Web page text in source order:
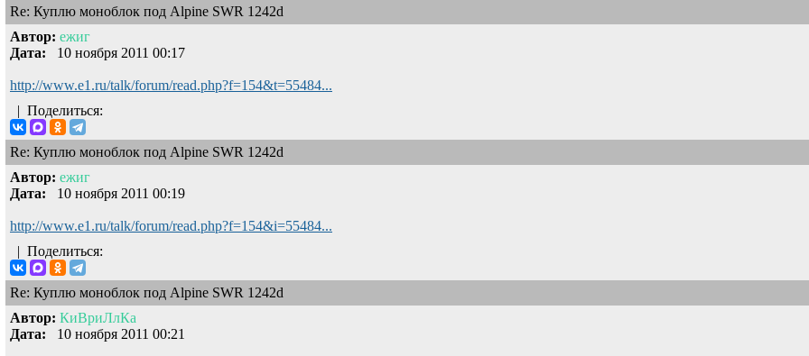
Re: Куплю моноблок под Alpine SWR 1242d
Автор: ежиг
Дата: 10 ноября 2011 00:17
http://www.e1.ru/talk/forum/read.php?f=154&t=55484...
| Поделиться:
Re: Куплю моноблок под Alpine SWR 1242d
Автор: ежиг
Дата: 10 ноября 2011 00:19
http://www.e1.ru/talk/forum/read.php?f=154&i=55484...
| Поделиться:
Re: Куплю моноблок под Alpine SWR 1242d
Автор: КиВриЛлКа
Дата: 10 ноября 2011 00:21